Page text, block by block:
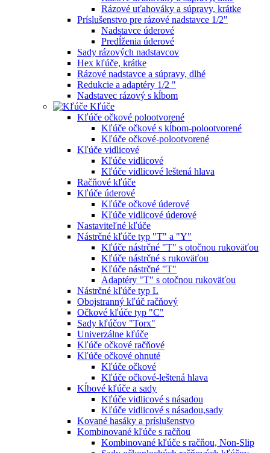
Rázové uťahováky a súpravy, krátke
Príslušenstvo pre rázové nadstavce 1/2"
Nadstavce úderové
Predĺženia úderové
Sady rázových nadstavcov
Hex kľúče, krátke
Rázové nadstavce a súpravy, dlhé
Redukcie a adaptéry 1/2 "
Nadstavec rázový s kĺbom
Kľúče
Kľúče očkové polootvorené
Kľúče očkové s kĺbom-polootvorené
Kľúče očkové-polootvorené
Kľúče vidlicové
Kľúče vidlicové
Kľúče vidlicové leštená hlava
Račňové kľúče
Kľúče úderové
Kľúče očkové úderové
Kľúče vidlicové úderové
Nastaviteľné kľúče
Nástrčné kľúče typ "T" a "Y"
Kľúče nástrčné "T" s otočnou rukoväťou
Kľúče nástrčné s rukoväťou
Kľúče nástrčné "T"
Adaptéry "T" s otočnou rukoväťou
Nástrčné kľúče typ L
Obojstranný kľúč račňový
Očkové kľúče typ "C"
Sady kľúčov "Torx"
Univerzálne kľúče
Kľúče očkové račňové
Kľúče očkové ohnuté
Kľúče očkové
Kľúče očkové-leštená hlava
Kĺbové kľúče a sady
Kľúče vidlicové s násadou
Kľúče vidlicové s násadou,sady
Kované hasáky a príslušenstvo
Kombinované kľúče s račňou
Kombinované kľúče s račňou, Non-Slip